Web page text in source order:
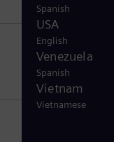
Spanish
USA
English
Venezuela
Spanish
Vietnam
Vietnamese